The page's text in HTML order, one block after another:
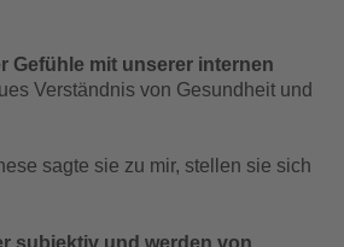
Gefühle mit unserer internen
Verständnis von Gesundheit und
sagte sie zu mir, stellen sie sich
subjektiv und werden von